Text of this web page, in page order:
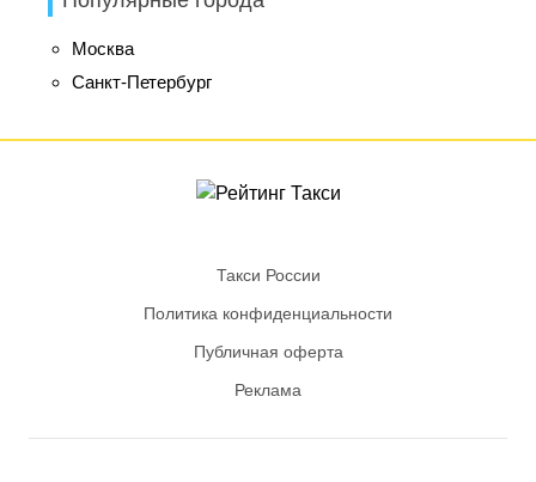
Москва
Санкт-Петербург
Такси России
Политика конфиденциальности
Публичная оферта
Реклама